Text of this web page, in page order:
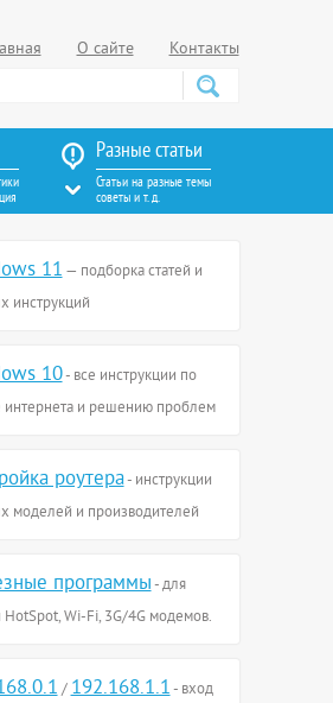
Разные статьи
Статьи на разные темы
советы и т. д.
О сайте Контакты
11 — подборка статей и
инструкций
10- все инструкции по
интернета и решению проблем
роутера- инструкции
моделей и производителей
программы- для
HotSpot, Wi-Fi, 3G/4G модемов.
/192.168.1.1- вход